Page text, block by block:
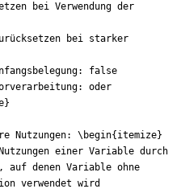
bei Verwendung der
bei starker
}
Nutzungen: \begin{ itemize}
einer Variable durch
auf denen Variable ohne